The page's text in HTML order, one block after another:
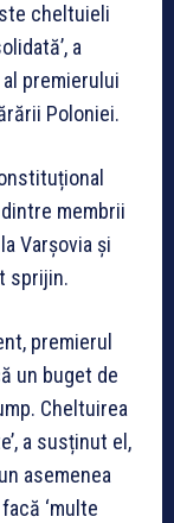
cheltuieli
a
premierului
Poloniei.
membrii
Varșovia și
sprijin.
premierul
un buget de
Cheltuirea
a susținut el,
asemenea
‘multe